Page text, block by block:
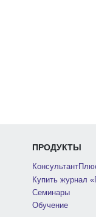
ПРОДУКТЫ
Купить журнал
Семинары
Обучение